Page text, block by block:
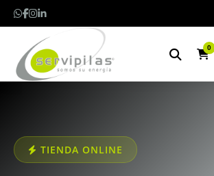
0
TIENDA ONLINE